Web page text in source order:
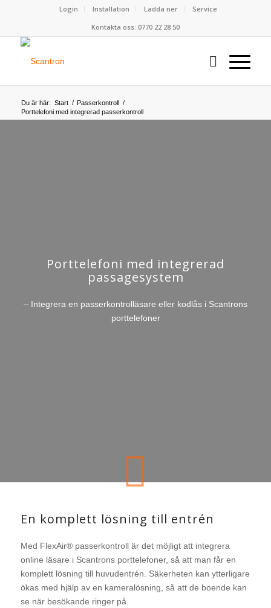
Login Installation Ladda ner
Service
Kontakta oss: 0770 22 28 50
Du är här: Start / Passerkontroll /
Porttelefoni med integrerad passerkontroll
Porttelefoni med integrerad
passagesystem
– Integrera en passerkontrolläsare eller kodlås i Scantrons
porttelefoner
En komplett lösning till entrén
Med FlexAir® passerkontroll är det möjligt att integrera
online läsare i Scantrons porttelefoner, så att man får en
komplett lösning till huvudentrén. Säkerheten kan ytterligare
ökas med hjälp av en kameralösning, så att de boende kan
se när besökande ringer på.